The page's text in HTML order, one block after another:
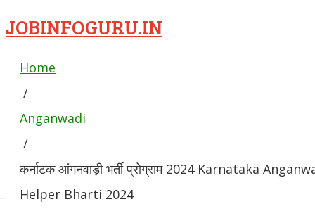
JOBINFOGURU.IN
Home
/
Anganwadi
/
कर्नाटक आंगनवाड़ी भर्ती प्रोग्राम 2024 Karnataka
Helper Bharti 2024